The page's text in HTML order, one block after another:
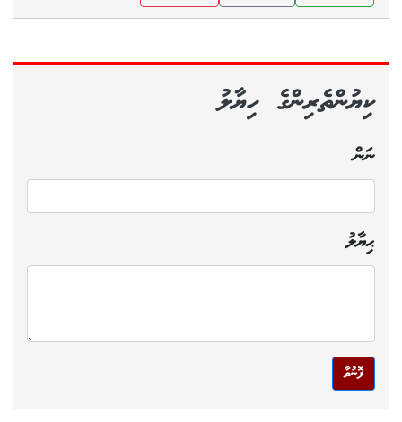
ކިޔުންތެރިންގެ ހިޔާލު
ނަން
ޙިޔާލު
ފޮނުވާ